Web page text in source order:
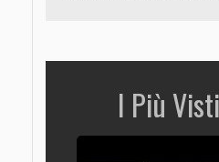
I Più Visti